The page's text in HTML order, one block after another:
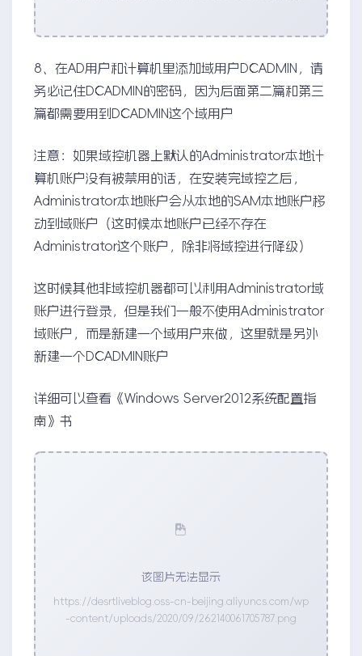
8、在AD用户和计算机里添加域用户DCADMIN，请
务必记住DCADMIN的密码，因为后面第二篇和第三
篇都需要用到DCADMIN这个域用户
注意：如果域控机器上默认的Administrator本地计
算机账户没有被禁用的话，在安装完域控之后，
Administrator本地账户会从本地的SAM本地账户移
动到域账户（这时候本地账户已经不存在
Administrator这个账户，除非将域控进行降级）
这时候其他非域控机器都可以利用Administrator域
账户进行登录，但是我们一般不使用Administrator
域账户，而是新建一个域用户来做，这里就是另外
新建一个DCADMIN账户
详细可以查看《Windows Server2012系统配置指
南》书
该图片无法显示
https://desrtliveblog.oss-cn-beijing.aliyuncs.com/wp
-content/uploads/2020/09/262140061705787.png